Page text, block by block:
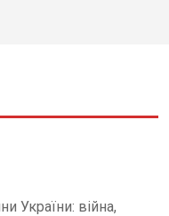
України: війна,